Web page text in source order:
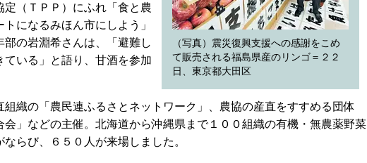
（写真）震災復興支援への感謝をこめ
て販売される福島県産のリンゴ＝２２
日、東京都大田区
（ＴＰＰ）にふれ「食と農
になるみほん市にしよう」
の岩淵希さんは、「避難し
いる」と語り、甘酒を参加
織の「農民連ふるさとネットワーク」、農協の産直をすすめる団体
会」などの主催。北海道から沖縄県まで１００組織の有機・無農薬野菜
らび、６５０人が来場しました。